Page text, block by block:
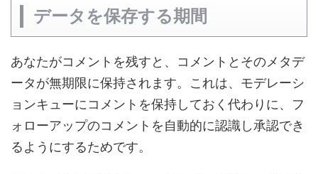
データを保存する期間
あなたがコメントを残すと、コメントとそのメタデ
ータが無期限に保持されます。これは、モデレーシ
ョンキューにコメントを保持しておく代わりに、フ
ォローアップのコメントを自動的に認識し承認でき
るようにするためです。